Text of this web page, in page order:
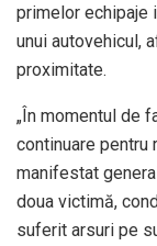
primelor echipaje
unui autovehicul,
proximitate.
„În momentul de
continuare pentru
manifestat
doua victimă,
suferit arsuri pe